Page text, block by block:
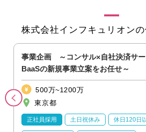
株式会社インフキュリオン
事業企画 ～コンサル×自社決済サー
BaaSの新規事業立案をお任せ～
500万~1200万
東京都
正社員採用 土日祝休み 休日120日